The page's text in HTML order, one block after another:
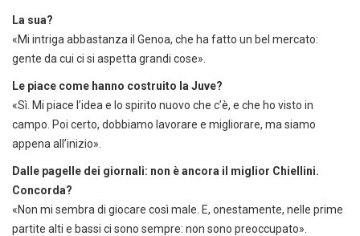
La sua?
«Mi intriga abbastanza il Genoa, che ha fatto un bel mercato:
gente da cui ci si aspetta grandi cose».
Le piace come hanno costruito la Juve?
«Sì. Mi piace l’idea e lo spirito nuovo che c’è, e che ho visto in
campo. Poi certo, dobbiamo lavorare e migliorare, ma siamo
appena all’inizio».
Dalle pagelle dei giornali: non è ancora il miglior Chiellini.
Concorda?
«Non mi sembra di giocare così male. E, onestamente, nelle prime
partite alti e bassi ci sono sempre: non sono preoccupato».